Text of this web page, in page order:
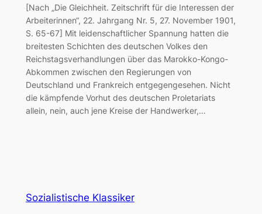
[Nach „Die Gleichheit. Zeitschrift für die Interessen der
Arbeiterinnen“, 22. Jahrgang Nr. 5, 27. November 1901,
S. 65-67] Mit leidenschaftlicher Spannung hatten die
breitesten Schichten des deutschen Volkes den
Reichstagsverhandlungen über das Marokko-Kongo-
Abkommen zwischen den Regierungen von
Deutschland und Frankreich entgegengesehen. Nicht
die kämpfende Vorhut des deutschen Proletariats
allein, nein, auch jene Kreise der Handwerker,…
Sozialistische Klassiker